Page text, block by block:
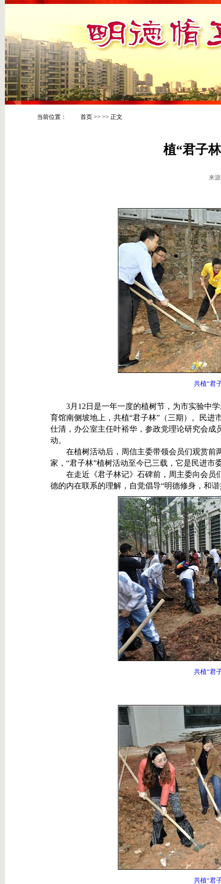
当前位置： 首页 >> >> 正文
植“君子
来
共植“君
3月12日是一年一度的植树节，为市实验中学
育馆南侧坡地上，共植“君子林”（三期）。民
仕清，办公室主任叶裕华，参政党理论研究会成
动。
在植树活动后，周信主委带领会员们观赏前
家，“君子林”植树活动至今已三载，它是民进市
在走近《君子林记》石碑前，周主委向会员
德的内在联系的理解，自觉倡导“明德修身，和
共植“君
共植“君